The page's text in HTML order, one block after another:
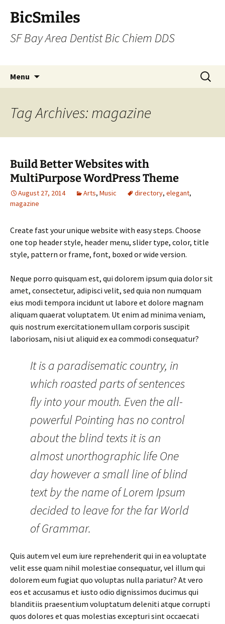
BicSmiles
SF Bay Area Dentist Bic Chiem DDS
Menu
Search
for:
Tag Archives: magazine
Build Better Websites with
MultiPurpose WordPress Theme
August 27, 2014 Arts, Music directory, elegant,
magazine
Create fast your unique website with easy steps. Choose
one top header style, header menu, slider type, color, title
style, pattern or frame, font, boxed or wide version.
Neque porro quisquam est, qui dolorem ipsum quia dolor sit
amet, consectetur, adipisci velit, sed quia non numquam
eius modi tempora incidunt ut labore et dolore magnam
aliquam quaerat voluptatem. Ut enim ad minima veniam,
quis nostrum exercitationem ullam corporis suscipit
laboriosam, nisi ut aliquid ex ea commodi consequatur?
It is a paradisematic country, in
which roasted parts of sentences
fly into your mouth. Even the all-
powerful Pointing has no control
about the blind texts it is an
almost unorthographic life One
day however a small line of blind
text by the name of Lorem Ipsum
decided to leave for the far World
of Grammar.
Quis autem vel eum iure reprehenderit qui in ea voluptate
velit esse quam nihil molestiae consequatur, vel illum qui
dolorem eum fugiat quo voluptas nulla pariatur? At vero
eos et accusamus et iusto odio dignissimos ducimus qui
blanditiis praesentium voluptatum deleniti atque corrupti
quos dolores et quas molestias excepturi sint occaecati